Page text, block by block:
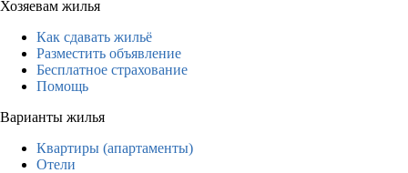
Хозяевам жилья
Как сдавать жильё
Разместить объявление
Бесплатное страхование
Помощь
Варианты жилья
Квартиры (апартаменты)
Отели